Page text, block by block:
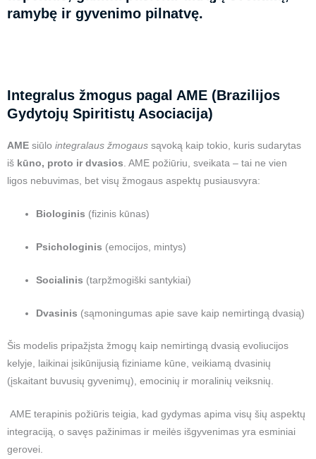
ramybę ir gyvenimo pilnatvę.
Integralus žmogus pagal AME (Brazilijos
Gydytojų Spiritistų Asociacija)
AME siūlo integralaus žmogaus sąvoką kaip tokio, kuris sudarytas
iš kūno, proto ir dvasios. AME požiūriu, sveikata – tai ne vien
ligos nebuvimas, bet visų žmogaus aspektų pusiausvyra:
Biologinis (fizinis kūnas)
Psichologinis (emocijos, mintys)
Socialinis (tarpžmogiški santykiai)
Dvasinis (sąmoningumas apie save kaip nemirtingą dvasią)
Šis modelis pripažįsta žmogų kaip nemirtingą dvasią evoliucijos
kelyje, laikinai įsikūnijusią fiziniame kūne, veikiamą dvasinių
(įskaitant buvusių gyvenimų), emocinių ir moralinių veiksnių.
AME terapinis požiūris teigia, kad gydymas apima visų šių aspektų
integraciją, o savęs pažinimas ir meilės išgyvenimas yra esminiai
gerovei.